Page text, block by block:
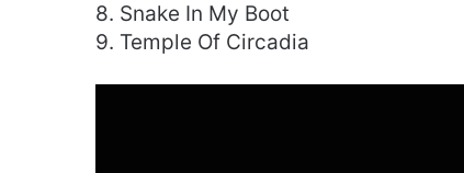
8. Snake In My Boot
9. Temple Of Circadia